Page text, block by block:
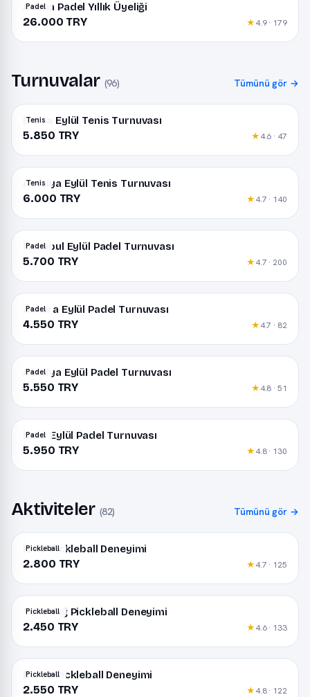
Padel
Adana Padel Yıllık Üyeliği
26.000 TRY ★4.9 · 179
Turnuvalar (96) Tümünü gör →
Tenis
Bursa Eylül Tenis Turnuvası
5.850 TRY ★4.6 · 47
Tenis
Antalya Eylül Tenis Turnuvası
6.000 TRY ★4.7 · 140
Padel
İstanbul Eylül Padel Turnuvası
5.700 TRY ★4.7 · 200
Padel
Ankara Eylül Padel Turnuvası
4.550 TRY ★4.7 · 82
Padel
Antalya Eylül Padel Turnuvası
5.550 TRY ★4.8 · 51
Padel
İzmir Eylül Padel Turnuvası
5.950 TRY ★4.8 · 130
Aktiviteler (82) Tümünü gör →
Pickleball
İzmir Pickleball Deneyimi
2.800 TRY ★4.7 · 125
Pickleball
Tekirdağ Pickleball Deneyimi
2.450 TRY ★4.6 · 133
Pickleball
Bursa Pickleball Deneyimi
2.550 TRY ★4.8 · 122